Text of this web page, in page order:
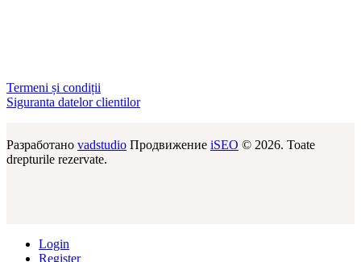
Termeni și condiții
Siguranta datelor clientilor
Разработано vadstudio Продвижение iSEO © 2026. Toate
drepturile rezervate.
Login
Register